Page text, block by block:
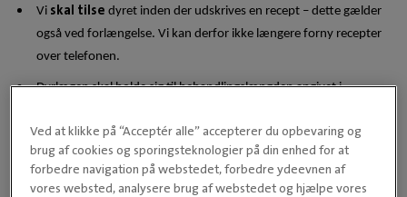
Vi skal tilse dyret inden der udskrives en recept – dette gælder
også ved forlængelse. Vi kan derfor ikke længere forny recepter
over telefonen.
Dyrlægen skal holde sig til behandlingslængden angivet i
eller forlænge behandlingen efter egen vurdering.
Vi må kun udlevere den mængde medicin der er nødvendig for
den enkelte diagnoses behandling.
Ved at klikke på “Acceptér alle” accepterer du opbevaring og
brug af cookies og sporingsteknologier på din enhed for at
forbedre navigation på webstedet, forbedre ydeevnen af
vores websted, analysere brug af webstedet og hjælpe vores